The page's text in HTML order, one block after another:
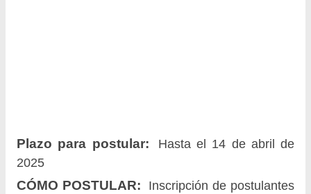
Plazo para postular:
Hasta el 14 de abril de
2025
CÓMO POSTULAR:
Inscripción de postulantes